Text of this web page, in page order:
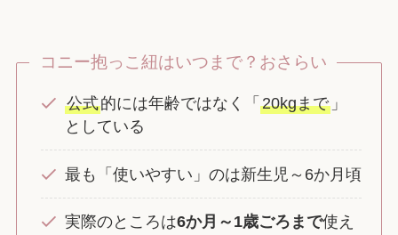
コニー抱っこ紐はいつまで？おさらい
公式的には年齢ではなく「 20kgまで」
としている
最も「使いやすい」のは新生児～6か月頃
実際のところは6か月～1歳ごろまで使え